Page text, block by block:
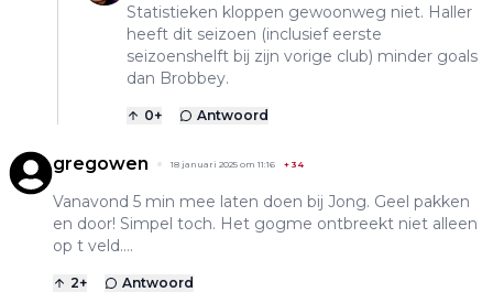
Statistieken kloppen gewoonweg niet. Haller
heeft dit seizoen (inclusief eerste
seizoenshelft bij zijn vorige club) minder goals
dan Brobbey.
0+ Antwoord
gregowen 18 januari 2025 om 11:16 + 34
Vanavond 5 min mee laten doen bij Jong. Geel pakken
en door! Simpel toch. Het gogme ontbreekt niet alleen
op t veld….
2+ Antwoord